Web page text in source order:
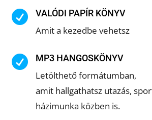
 VALÓDI PAPÍR KÖNYV
Amit a kezedbe vehetsz
 MP3 HANGOSKÖNYV
Letölthető formátumban,
amit hallgathatsz utazás,
házimunka közben is.